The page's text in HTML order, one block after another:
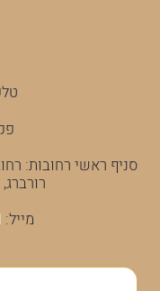
פקס:
מייל: